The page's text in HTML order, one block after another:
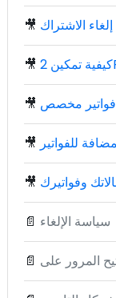
🎥 الاشتراك
🎥
🎥 فواتير مخصص
🎥 للفواتير
🎥 وفواتيرك
📄 سياسة الإلغاء
📄